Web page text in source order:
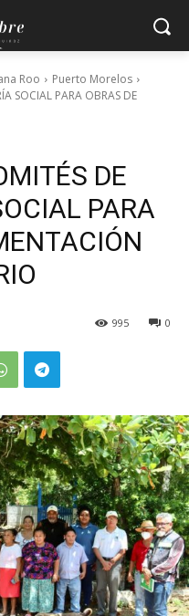
Roo
Puerto Morelos
SOCIAL PARA OBRAS DE
DE
PARA
0
995